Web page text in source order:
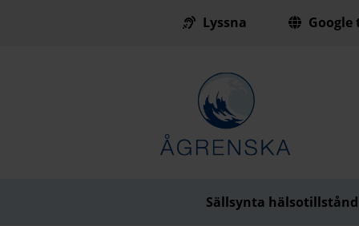
Lyssna
Sällsynta hälsotillstånd